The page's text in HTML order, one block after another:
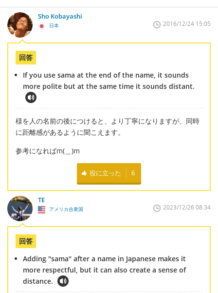
Sho Kobayashi
日本 2016/12/24 15:05
回答
If you use sama at the end of the name, it sounds
more polite but at the same time it sounds distant.
様を人の名前の後につけると、より丁寧になりますが、同時
に距離感があるように聞こえます。
参考になればm(＿)m
役に立った 6
TE
アメリカ合衆国 2023/12/26 08:34
回答
Adding "sama" after a name in Japanese makes it
more respectful, but it can also create a sense of
distance.